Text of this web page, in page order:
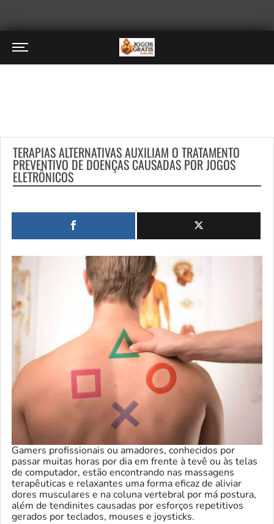
TERAPIAS ALTERNATIVAS AUXILIAM O TRATAMENTO
PREVENTIVO DE DOENÇAS CAUSADAS POR JOGOS
ELETRÔNICOS
Gamers profissionais ou amadores, conhecidos por
passar muitas horas por dia em frente à tevê ou às telas
de computador, estão encontrando nas massagens
terapêuticas e relaxantes uma forma eficaz de aliviar
dores musculares e na coluna vertebral por má postura,
além de tendinites causadas por esforços repetitivos
gerados por teclados, mouses e joysticks.